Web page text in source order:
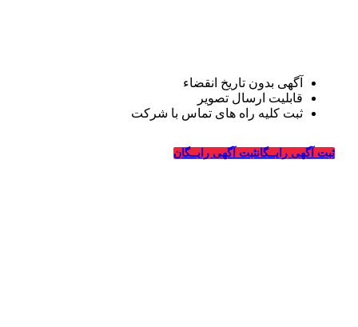
آگهی بدون تاریخ انقضاء
قابلیت ارسال تصویر
ثبت کلیه راه های تماس با شرکت
ثبت آگهی رایــگانثبت آگهی رایــگان